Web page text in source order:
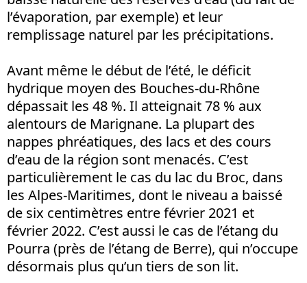
l’évaporation, par exemple) et leur
remplissage naturel par les précipitations.
Avant même le début de l’été, le déficit
hydrique moyen des Bouches-du-Rhône
dépassait les 48 %. Il atteignait 78 % aux
alentours de Marignane. La plupart des
nappes phréatiques, des lacs et des cours
d’eau de la région sont menacés. C’est
particulièrement le cas du lac du Broc, dans
les Alpes-Maritimes, dont le niveau a baissé
de six centimètres entre février 2021 et
février 2022. C’est aussi le cas de l’étang du
Pourra (près de l’étang de Berre), qui n’occupe
désormais plus qu’un tiers de son lit.